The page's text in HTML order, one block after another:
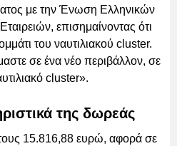
με την Ένωση Ελληνικών
επισημαίνοντας ότι
του ναυτιλιακού cluster.
σε ένα νέο περιβάλλον, σε
cluster».
της δωρεάς
15.816,88 ευρώ, αφορά σε